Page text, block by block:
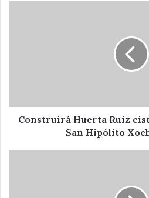
Hipólito
Xochiltenango
Construirá Huerta Ruiz
San Hipólito